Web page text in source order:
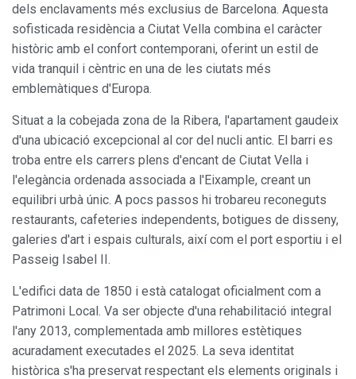
dels enclavaments més exclusius de Barcelona. Aquesta
sofisticada residència a Ciutat Vella combina el caràcter
històric amb el confort contemporani, oferint un estil de
vida tranquil i cèntric en una de les ciutats més
emblemàtiques d'Europa.
Situat a la cobejada zona de la Ribera, l'apartament gaudeix
d'una ubicació excepcional al cor del nucli antic. El barri es
troba entre els carrers plens d'encant de Ciutat Vella i
l'elegància ordenada associada a l'Eixample, creant un
equilibri urbà únic. A pocs passos hi trobareu reconeguts
restaurants, cafeteries independents, botigues de disseny,
galeries d'art i espais culturals, així com el port esportiu i el
Passeig Isabel II.
L'edifici data de 1850 i està catalogat oficialment com a
Patrimoni Local. Va ser objecte d'una rehabilitació integral
l'any 2013, complementada amb millores estètiques
acuradament executades el 2025. La seva identitat
històrica s'ha preservat respectant els elements originals i